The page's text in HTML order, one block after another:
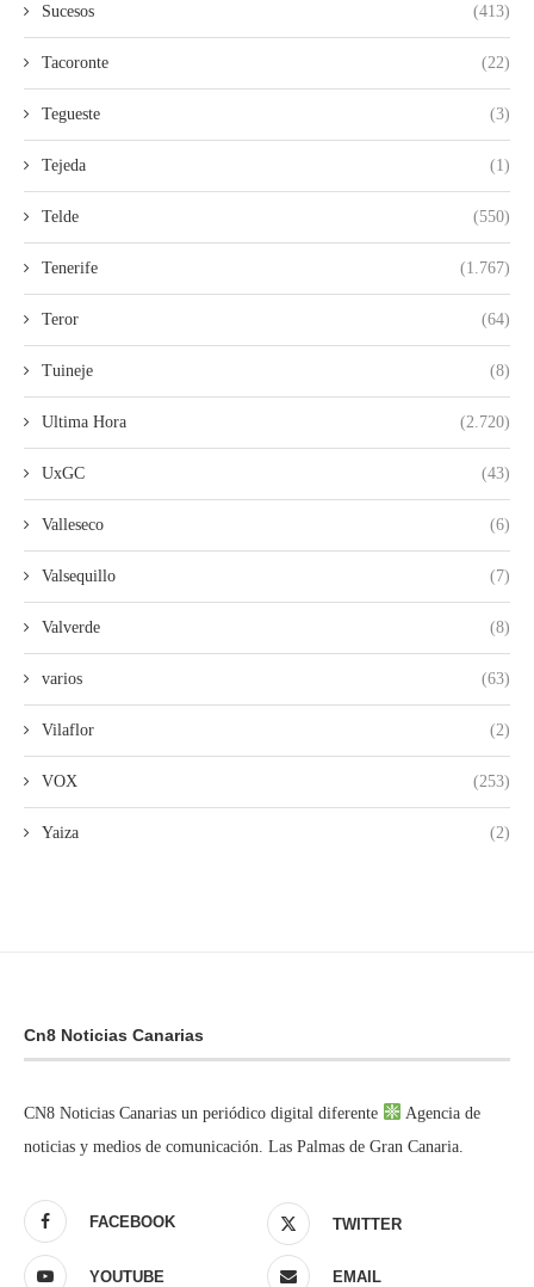
Sucesos (413)
Tacoronte (22)
Tegueste (3)
Tejeda (1)
Telde (550)
Tenerife (1.767)
Teror (64)
Tuineje (8)
Ultima Hora (2.720)
UxGC (43)
Valleseco (6)
Valsequillo (7)
Valverde (8)
varios (63)
Vilaflor (2)
VOX (253)
Yaiza (2)
Cn8 Noticias Canarias
CN8 Noticias Canarias un periódico digital diferente
Agencia de
noticias y medios de comunicación. Las Palmas de Gran Canaria.
FACEBOOK TWITTER
YOUTUBE EMAIL